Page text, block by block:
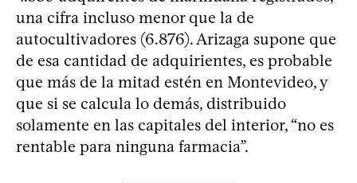
una cifra incluso menor que la de
autocultivadores (6.876). Arizaga supone que
de esa cantidad de adquirientes, es probable
que más de la mitad estén en Montevideo, y
que si se calcula lo demás, distribuido
solamente en las capitales del interior, “no es
rentable para ninguna farmacia”.